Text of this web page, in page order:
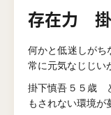
存在力
何かと低迷しが
常に元気なじじい
掛下慎吾５５歳
もされない環境が